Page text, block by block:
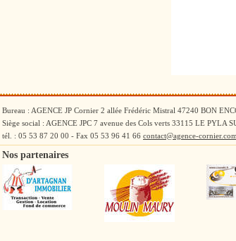
Bureau : AGENCE JP Cornier 2 allée Frédéric Mistral 47240 BON
Siège social : AGENCE JPC 7 avenue des Cols verts 33115 LE PYLA
tél. : 05 53 87 20 00 - Fax 05 53 96 41 66 contact@agence-cornier.com
Nos partenaires